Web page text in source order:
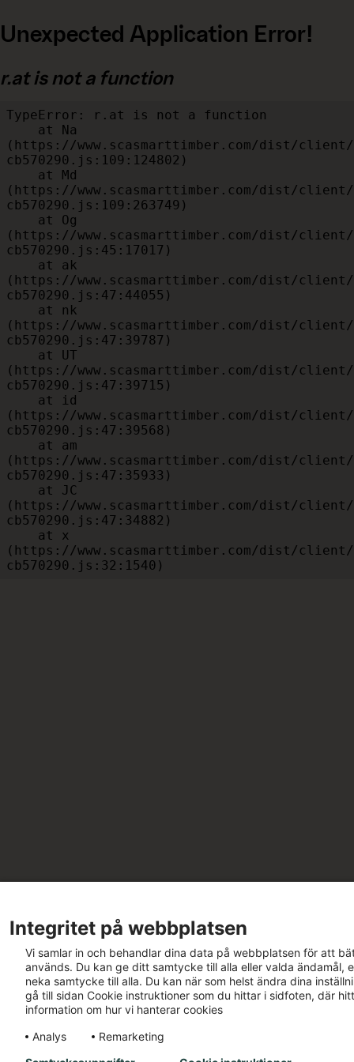
Unexpected Application Error!
r.at is not a function
TypeError: r.at is not a function
(https://www.scasmarttimber.com/dist/
cb570290.js:109:124802)
(https://www.scasmarttimber.com/dist/
cb570290.js:109:263749)
(https://www.scasmarttimber.com/dist/
cb570290.js:45:17017)
(https://www.scasmarttimber.com/dist/
cb570290.js:47:44055)
(https://www.scasmarttimber.com/dist/
cb570290.js:47:39787)
(https://www.scasmarttimber.com/dist/
cb570290.js:47:39715)
(https://www.scasmarttimber.com/dist/
cb570290.js:47:39568)
(https://www.scasmarttimber.com/dist/
cb570290.js:47:35933)
(https://www.scasmarttimber.com/dist/
cb570290.js:47:34882)
(https://www.scasmarttimber.com/dist/
cb570290.js:32:1540)
Integritet på webbplatsen
Vi samlar in och behandlar dina data på webbplatsen för att
används. Du kan ge ditt samtycke till alla eller valda ändamål,
neka samtycke till alla. Du kan när som helst ändra dina
gå till sidan Cookie instruktioner som du hittar i sidfoten, där
information om hur vi hanterar cookies
Analys
Remarketing